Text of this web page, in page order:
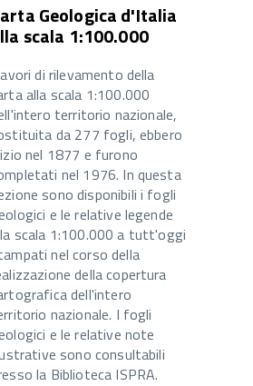
Geologica d'Italia
scala 1:100.000
di rilevamento della
alla scala 1:100.000
territorio nazionale,
da 277 fogli, ebbero
nel 1877 e furono
nel 1976. In questa
sono disponibili i fogli
e le relative legende
scala 1:100.000 a tutt'oggi
nel corso della
della copertura
dell'intero
nazionale. I fogli
e le relative note
sono consultabili
la Biblioteca ISPRA.